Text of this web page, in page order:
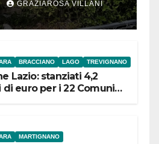
GRAZIAROSA VILLANI
BRACCIANO LAGO TREVIGNANO
Lazio: stanziati 4,2
di euro per i 22 Comuni
MARTIGNANO